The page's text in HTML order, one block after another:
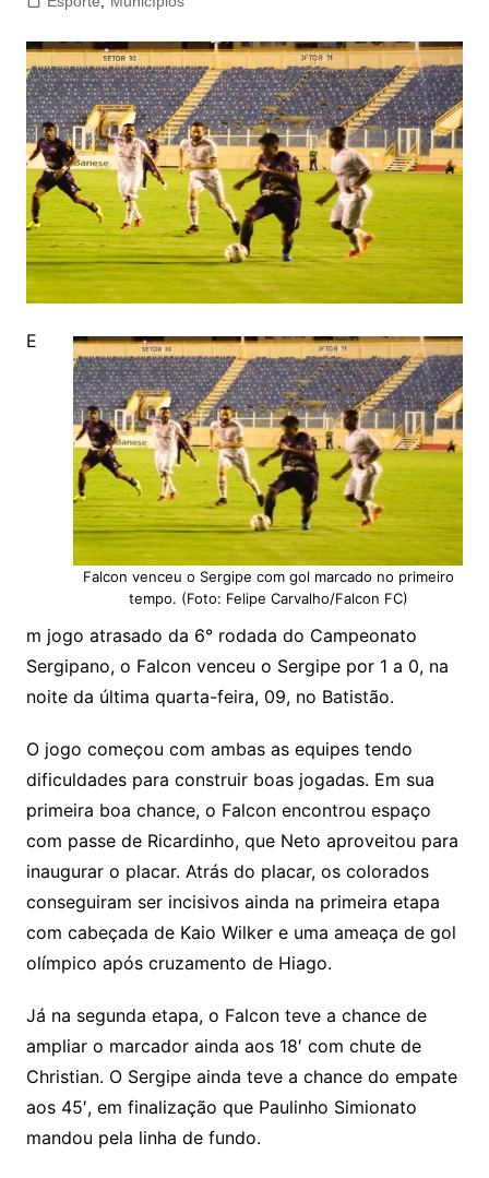
Falcon venceu o Sergipe com gol marcado no primeiro
tempo. (Foto: Felipe Carvalho/Falcon FC)
E
m jogo atrasado da 6° rodada do Campeonato
Sergipano, o Falcon venceu o Sergipe por 1 a 0, na
noite da última quarta-feira, 09, no Batistão.
O jogo começou com ambas as equipes tendo
dificuldades para construir boas jogadas. Em sua
primeira boa chance, o Falcon encontrou espaço
com passe de Ricardinho, que Neto aproveitou para
inaugurar o placar. Atrás do placar, os colorados
conseguiram ser incisivos ainda na primeira etapa
com cabeçada de Kaio Wilker e uma ameaça de gol
olímpico após cruzamento de Hiago.
Já na segunda etapa, o Falcon teve a chance de
ampliar o marcador ainda aos 18′ com chute de
Christian. O Sergipe ainda teve a chance do empate
aos 45′, em finalização que Paulinho Simionato
mandou pela linha de fundo.